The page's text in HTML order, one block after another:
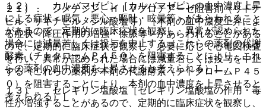
２１）． シメチジン、ＨＩＶプロテアーゼ阻害剤（リトナ
ビル、サキナビルメシル酸塩等）［本剤の血中濃度上昇によ
る症状＜降圧作用の増強・徐脈等＞があらわれることがある
ので、定期的に臨床症状を観察し、必要に応じて心電図検査
を行い、異常が認められた場合には減量若しくは投与を中止
する（これらの薬剤が本剤の代謝酵素（チトクロームＰ４５
０）を阻害することにより、本剤の血中濃度を上昇させると
考えられる）］。
１２）． カルバマゼピン［カルバマゼピンの血中濃度上昇
による症状＜眠気・悪心・嘔吐・眩暈等＞があらわれること
があるので、定期的に臨床症状を観察し、異常が認められた
場合には減量若しくは投与を中止する（これらの薬剤の代謝
酵素（チトクロームＰ４５０）を阻害することにより、これ
らの薬剤の血中濃度を上昇させると考えられる）］。
１３）． セレギリン塩酸塩［セレギリン塩酸塩の作用・毒
性が増強することがあるので、定期的に臨床症状を観察し、